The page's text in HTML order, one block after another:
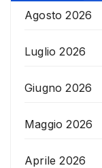
Agosto 2026
Luglio 2026
Giugno 2026
Maggio 2026
Aprile 2026